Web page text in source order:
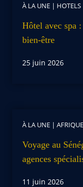
À LA UNE | HOTELS
Hôtel avec spa
bien-être
25 juin 2026
À LA UNE |
Voyage au
agences
11 juin 2026